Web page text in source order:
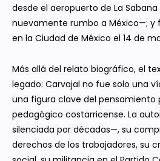
desde el aeropuerto de La
nuevamente rumbo a México—; y
en la Ciudad de México el 14 de
Más allá del relato biográfico, el
legado: Carvajal no fue solo una
una figura clave del pensamiento
pedagógico costarricense. La
silenciada por décadas—, su
derechos de los trabajadores, su